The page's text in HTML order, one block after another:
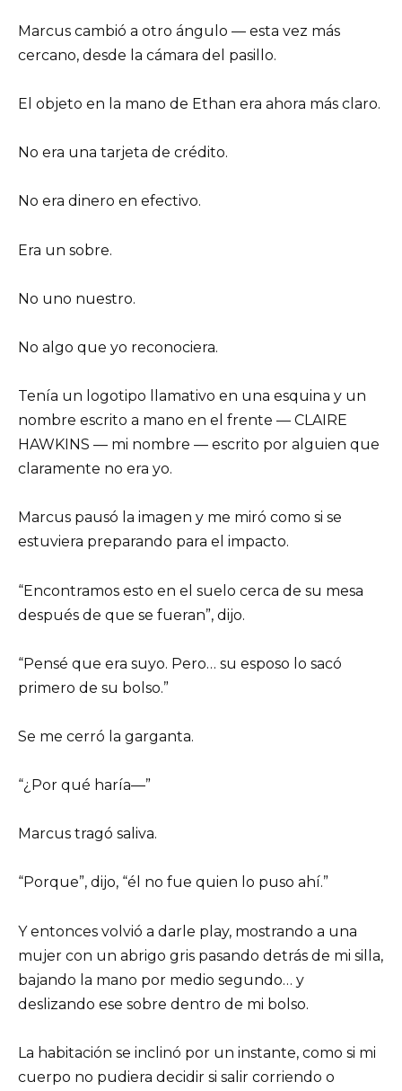
Marcus cambió a otro ángulo — esta vez más
cercano, desde la cámara del pasillo.
El objeto en la mano de Ethan era ahora más claro.
No era una tarjeta de crédito.
No era dinero en efectivo.
Era un sobre.
No uno nuestro.
No algo que yo reconociera.
Tenía un logotipo llamativo en una esquina y un
nombre escrito a mano en el frente — CLAIRE
HAWKINS — mi nombre — escrito por alguien que
claramente no era yo.
Marcus pausó la imagen y me miró como si se
estuviera preparando para el impacto.
“Encontramos esto en el suelo cerca de su mesa
después de que se fueran”, dijo.
“Pensé que era suyo. Pero… su esposo lo sacó
primero de su bolso.”
Se me cerró la garganta.
“¿Por qué haría—”
Marcus tragó saliva.
“Porque”, dijo, “él no fue quien lo puso ahí.”
Y entonces volvió a darle play, mostrando a una
mujer con un abrigo gris pasando detrás de mi silla,
bajando la mano por medio segundo… y
deslizando ese sobre dentro de mi bolso.
La habitación se inclinó por un instante, como si mi
cuerpo no pudiera decidir si salir corriendo o